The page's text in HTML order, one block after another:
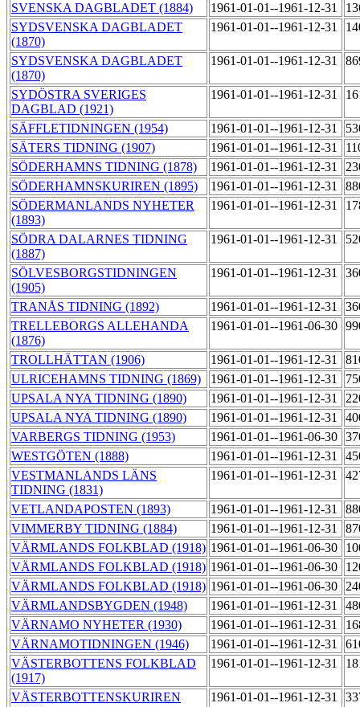
SVENSKA DAGBLADET (1884)
1961-01-01--1961-12-31
SYDSVENSKA DAGBLADET
(1870)
1961-01-01--1961-12-31
SYDSVENSKA DAGBLADET
(1870)
1961-01-01--1961-12-31
SYDÖSTRA SVERIGES
DAGBLAD (1921)
1961-01-01--1961-12-31
SÄFFLETIDNINGEN (1954) 1961-01-01--1961-12-31
SÄTERS TIDNING (1907)
1961-01-01--1961-12-31
SÖDERHAMNS TIDNING (1878)
1961-01-01--1961-12-31
SÖDERHAMNSKURIREN (1895)
1961-01-01--1961-12-31
SÖDERMANLANDS NYHETER
(1893)
1961-01-01--1961-12-31
SÖDRA DALARNES TIDNING
(1887)
1961-01-01--1961-12-31
SÖLVESBORGSTIDNINGEN
(1905)
1961-01-01--1961-12-31
TRANÅS TIDNING (1892) 1961-01-01--1961-12-31
TRELLEBORGS ALLEHANDA
(1876)
1961-01-01--1961-06-30
TROLLHÄTTAN (1906) 1961-01-01--1961-12-31
ULRICEHAMNS TIDNING (1869)
1961-01-01--1961-12-31
UPSALA NYA TIDNING (1890)
1961-01-01--1961-12-31
UPSALA NYA TIDNING (1890)
1961-01-01--1961-12-31
VARBERGS TIDNING (1953)
1961-01-01--1961-06-30
WESTGÖTEN (1888)
1961-01-01--1961-12-31
VESTMANLANDS LÄNS
TIDNING (1831)
1961-01-01--1961-12-31
VETLANDAPOSTEN (1893) 1961-01-01--1961-12-31
VIMMERBY TIDNING (1884)
1961-01-01--1961-12-31
VÄRMLANDS FOLKBLAD (1918) 1961-01-01--1961-06-30
VÄRMLANDS FOLKBLAD (1918) 1961-01-01--1961-06-30
VÄRMLANDS FOLKBLAD (1918) 1961-01-01--1961-06-30
VÄRMLANDSBYGDEN (1948)
1961-01-01--1961-12-31
VÄRNAMO NYHETER (1930)
1961-01-01--1961-12-31
VÄRNAMOTIDNINGEN (1946)
1961-01-01--1961-12-31
VÄSTERBOTTENS FOLKBLAD
(1917)
1961-01-01--1961-12-31
VÄSTERBOTTENSKURIREN
1961-01-01--1961-12-31